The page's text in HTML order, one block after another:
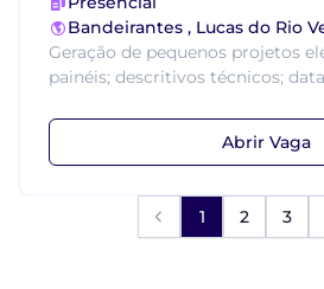
Bandeirantes , Lucas do Rio
Geração de pequenos projetos
painéis; descritivos técnicos;
Abrir Vaga
1 2 3